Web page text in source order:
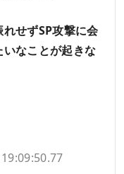
せずSP攻撃に会
なことが起きな